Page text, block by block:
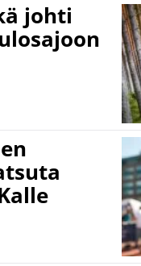
johti